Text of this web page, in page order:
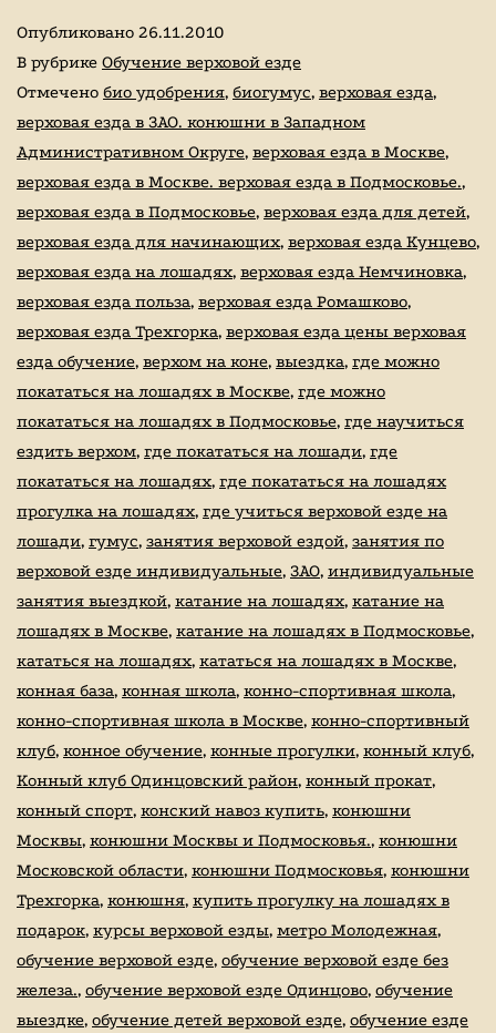
Фортуна
Опубликовано 26.11.2010
В рубрике Обучение верховой езде
Отмечено био удобрения, биогумус, верховая езда,
верховая езда в ЗАО. конюшни в Западном
Административном Округе, верховая езда в Москве,
верховая езда в Москве. верховая езда в Подмосковье.,
верховая езда в Подмосковье, верховая езда для детей,
верховая езда для начинающих, верховая езда Кунцево,
верховая езда на лошадях, верховая езда Немчиновка,
верховая езда польза, верховая езда Ромашково,
верховая езда Трехгорка, верховая езда цены верховая
езда обучение, верхом на коне, выездка, где можно
покататься на лошадях в Москве, где можно
покататься на лошадях в Подмосковье, где научиться
ездить верхом, где покататься на лошади, где
покататься на лошадях, где покататься на лошадях
прогулка на лошадях, где учиться верховой езде на
лошади, гумус, занятия верховой ездой, занятия по
верховой езде индивидуальные, ЗАО, индивидуальные
занятия выездкой, катание на лошадях, катание на
лошадях в Москве, катание на лошадях в Подмосковье,
кататься на лошадях, кататься на лошадях в Москве,
конная база, конная школа, конно-спортивная школа,
конно-спортивная школа в Москве, конно-спортивный
клуб, конное обучение, конные прогулки, конный клуб,
Конный клуб Одинцовский район, конный прокат,
конный спорт, конский навоз купить, конюшни
Москвы, конюшни Москвы и Подмосковья., конюшни
Московской области, конюшни Подмосковья, конюшни
Трехгорка, конюшня, купить прогулку на лошадях в
подарок, курсы верховой езды, метро Молодежная,
обучение верховой езде, обучение верховой езде без
железа., обучение верховой езде Одинцово, обучение
выездке, обучение детей верховой езде, обучение езде